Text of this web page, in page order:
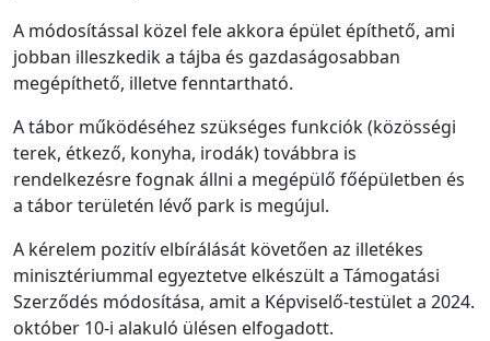
A módosítással közel fele akkora épület építhető, ami
jobban illeszkedik a tájba és gazdaságosabban
megépíthető, illetve fenntartható.
A tábor működéséhez szükséges funkciók (közösségi
terek, étkező, konyha, irodák) továbbra is
rendelkezésre fognak állni a megépülő főépületben és
a tábor területén lévő park is megújul.
A kérelem pozitív elbírálását követően az illetékes
minisztériummal egyeztetve elkészült a Támogatási
Szerződés módosítása, amit a Képviselő-testület a 2024.
október 10-i alakuló ülésen elfogadott.